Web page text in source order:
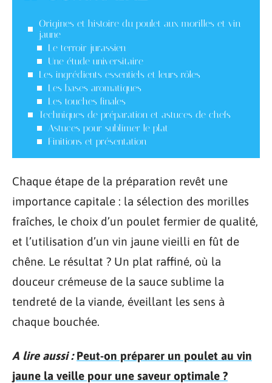
Origines et histoire du poulet aux morilles et vin
jaune
Le terroir jurassien
Une étude universitaire
Les ingrédients essentiels et leurs rôles
Les bases aromatiques
Les touches finales
Techniques de préparation et astuces de chefs
Astuces pour sublimer le plat
Finitions et présentation
Chaque étape de la préparation revêt une
importance capitale : la sélection des morilles
fraîches, le choix d’un poulet fermier de qualité,
et l’utilisation d’un vin jaune vieilli en fût de
chêne. Le résultat ? Un plat raffiné, où la
douceur crémeuse de la sauce sublime la
tendreté de la viande, éveillant les sens à
chaque bouchée.
A lire aussi : Peut-on préparer un poulet au vin
jaune la veille pour une saveur optimale ?